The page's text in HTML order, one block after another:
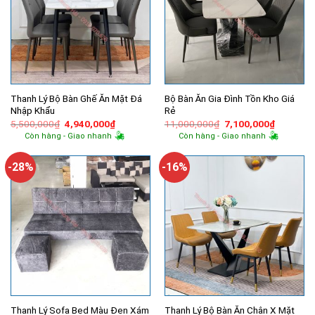
Thanh Lý Bộ Bàn Ghế Ăn Mặt Đá
Nhập Khẩu
5,500,000₫ Giá
gốc
là:
4,940,000₫Giá
hiện
tại
4,940,000₫.
Còn hàng - Giao nhanh
Bộ Bàn Ăn Gia Đình Tồn Kho Giá
Rẻ
11,000,000₫ Giá
gốc
là:
7,100,000₫Giá
hiện
tại
Còn hàng - Giao nhanh
-28%
Thanh Lý Sofa Bed Màu Đen Xám
-16%
Thanh Lý Bộ Bàn Ăn Chân X Mặt